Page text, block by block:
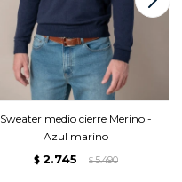
Sweater medio cierre Merino -
Azul marino
$ 2.745 $ 5.490